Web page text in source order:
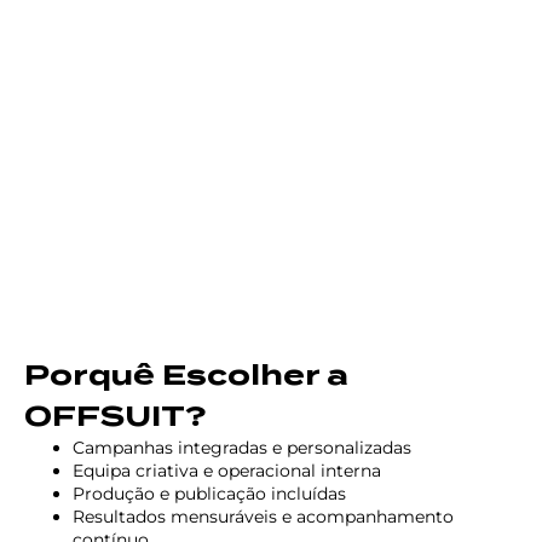
Porquê Escolher a
OFFSUIT?
Campanhas integradas e personalizadas
Equipa criativa e operacional interna
Produção e publicação incluídas
Resultados mensuráveis e acompanhamento